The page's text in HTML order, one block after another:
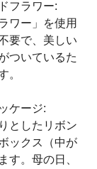
フラワー:
ワー」を使用
要で、美しい
ついているた
。
ケージ:
としたリボン
ックス（中が
す。母の日、